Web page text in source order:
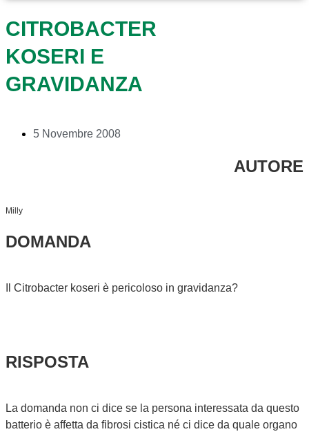
CITROBACTER
KOSERI E
GRAVIDANZA
5 Novembre 2008
AUTORE
Milly
DOMANDA
Il Citrobacter koseri è pericoloso in gravidanza?
RISPOSTA
La domanda non ci dice se la persona interessata da questo
batterio è affetta da fibrosi cistica né ci dice da quale organo